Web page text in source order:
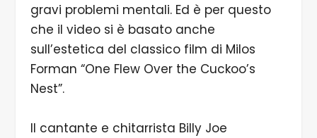
gravi problemi mentali. Ed è per questo
che il video si è basato anche
sull’estetica del classico film di Milos
Forman “One Flew Over the Cuckoo’s
Nest”.
Il cantante e chitarrista Billy Joe